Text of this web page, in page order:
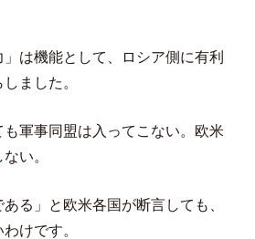
は機能として、ロシア側に有利
ました。
軍事同盟は入ってこない。欧米
い。
ある」と欧米各国が断言しても、
けです。